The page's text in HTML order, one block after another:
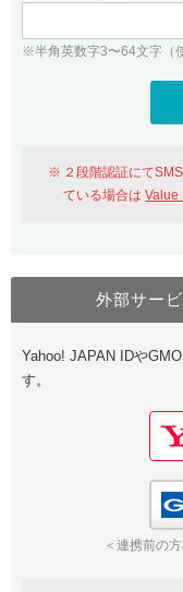
WHOIS検索
おすすめ One レ
Google
GMO ID
Value
Google
GMO ID
※半角英数字3〜64文字（
２段階認証にて
ている場合はValue
外部サー
Yahoo! JAPAN IDや
す。
＜連携前の